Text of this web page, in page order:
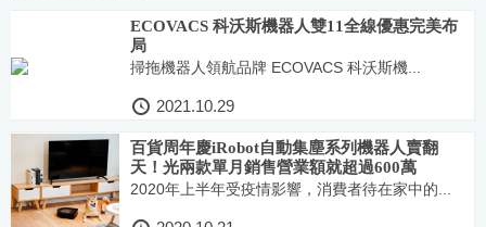
ECOVACS 科沃斯機器人雙11全線優惠完美布
局
掃拖機器人領航品牌 ECOVACS 科沃斯機...
2021.10.29
百貨周年慶iRobot自動集塵系列機器人賣翻
天！光兩款單月銷售營業額就超過600萬
2020年上半年受疫情影響，消費者待在家中的...